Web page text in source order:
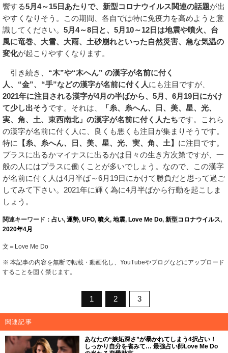
響する5月4～15日あたりで、新型コロナウイルス関連の話題が出
やすくなりそう。この期間、各自では特に免疫力を高めようと意
識してください。 5月4～8日と、5月10～12日は地震や噴火、台
風に竜巻、大雪、大雨、土砂崩れといった自然災害、急な気温の
変化が起こりやすくなります。
引き続き、 “木”や“木へん” の漢字が名前に付く
人、“金”、“手”などの漢字が名前に付く人にも注目ですが、
2021年に注目される漢字が4月の半ばから、5月、6月19日にかけ
て少し出そう です。それは、
「糸、糸へん、日、美、星、光、
実、角、土、東西南北」の漢字が名前に付く人たちです。これら
の漢字が名前に付く人に、良くも悪くも注目が集まりそうです。
特に
【糸、糸へん、日、美、星、光、実、角、土】 に注目です。
プラスに出るかマイナスに出るかは日々の生き方次第ですが、一
般の人にはプラスに働くことが多いでしょう。なので、この漢字
が名前に付く人は4月半ば～6月19日にかけて勝負だと思って過ご
してみて下さい。2021年に輝く為に4月半ばから行動を起こしま
しょう。
関連キーワード： 占い, 運勢, UFO, 噴火, 地震, Love Me Do, 新型コロナウイルス,
2020年4月
文＝Love Me Do
※ 本記事の内容を無断で転載・動画化し、YouTubeやブログなどにアップロード
することを固く禁じます。
1 2 3
関連記事
あなたの“嫉妬深さ”が暴かれてしまう4択占い！
しっかり自分を省みて… 最強占い師Love Me Do